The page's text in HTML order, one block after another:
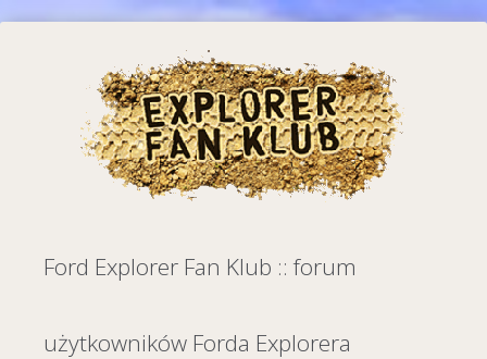
Ford Explorer Fan Klub :: forum
użytkowników Forda Explorera